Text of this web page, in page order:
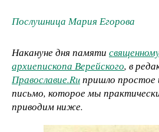
Послушница Мария Егорова
Накануне дня памяти
архиепископа Верейского, в
Православие.Ruпришло простое
письмо, которое мы
приводим ниже.